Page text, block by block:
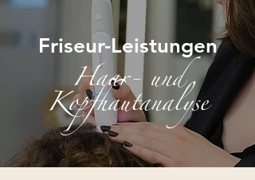
Friseur-Leistungen
Haar- und
Kopfhautanalyse